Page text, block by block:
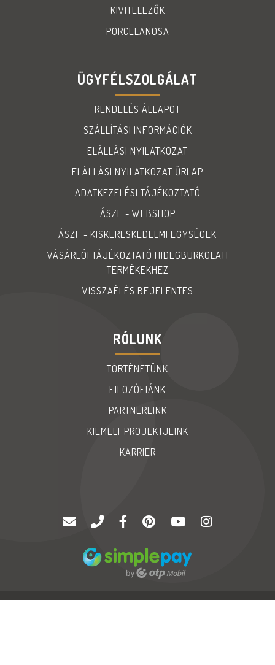
KIVITELEZŐK
PORCELANOSA
ÜGYFÉLSZOLGÁLAT
RENDELÉS ÁLLAPOT
SZÁLLÍTÁSI INFORMÁCIÓK
ELÁLLÁSI NYILATKOZAT
ELÁLLÁSI NYILATKOZAT ŰRLAP
ADATKEZELÉSI TÁJÉKOZTATÓ
ÁSZF - WEBSHOP
ÁSZF - KISKERESKEDELMI EGYSÉGEK
VÁSÁRLÓI TÁJÉKOZTATÓ HIDEGBURKOLATI
TERMÉKEKHEZ
VISSZAÉLÉS BEJELENTES
RÓLUNK
TÖRTÉNETÜNK
FILOZÓFIÁNK
PARTNEREINK
KIEMELT PROJEKTJEINK
KARRIER